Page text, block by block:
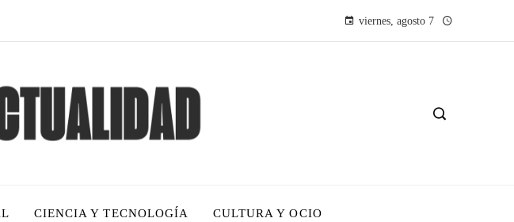
viernes, agosto 7
CIENCIA Y TECNOLOGÍA CULTURA Y OCIO